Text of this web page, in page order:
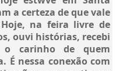
a certeza de que vale
na feira livre de
ouvi histórias, recebi
carinho de quem
É nessa conexão com